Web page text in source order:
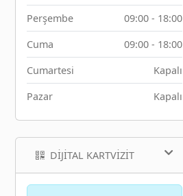
Perşembe
09:00 - 18:00
Cuma
09:00 - 18:00
Cumartesi
Kapalı
Pazar
Kapalı
DIJITAL KARTVIZIT